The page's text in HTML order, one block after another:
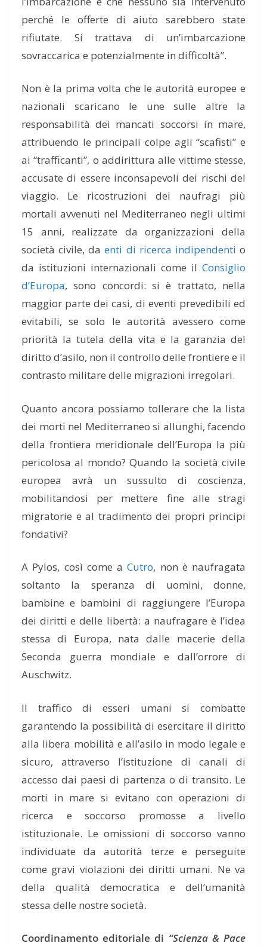
perché le offerte di aiuto sarebbero state
rifiutate. Si trattava di un’imbarcazione
sovraccarica e potenzialmente in difficoltà”.
Non è la prima volta che le autorità europee e
nazionali scaricano le une sulle altre la
responsabilità dei mancati soccorsi in mare,
attribuendo le principali colpe agli “scafisti” e
ai “trafficanti”, o addirittura alle vittime stesse,
accusate di essere inconsapevoli dei rischi del
viaggio. Le ricostruzioni dei naufragi più
mortali avvenuti nel Mediterraneo negli ultimi
15 anni, realizzate da organizzazioni della
società civile, daenti di ricerca indipendenti o
da istituzioni internazionali come il Consiglio
d’Europa, sono concordi: si è trattato, nella
maggior parte dei casi, di eventi prevedibili ed
evitabili, se solo le autorità avessero come
priorità la tutela della vita e la garanzia del
diritto d’asilo, non il controllo delle frontiere e il
contrasto militare delle migrazioni irregolari.
Quanto ancora possiamo tollerare che la lista
dei morti nel Mediterraneo si allunghi, facendo
della frontiera meridionale dell’Europa la più
pericolosa al mondo? Quando la società civile
europea avrà un sussulto di coscienza,
mobilitandosi per mettere fine alle stragi
migratorie e al tradimento dei propri principi
fondativi?
A Pylos, così come aCutro, non è naufragata
soltanto la speranza di uomini, donne,
bambine e bambini di raggiungere l’Europa
dei diritti e delle libertà: a naufragare è l’idea
stessa di Europa, nata dalle macerie della
Seconda guerra mondiale e dall’orrore di
Auschwitz.
Il traffico di esseri umani si combatte
garantendo la possibilità di esercitare il diritto
alla libera mobilità e all’asilo in modo legale e
sicuro, attraverso l’istituzione di canali di
accesso dai paesi di partenza o di transito. Le
morti in mare si evitano con operazioni di
ricerca e soccorso promosse a livello
istituzionale. Le omissioni di soccorso vanno
individuate da autorità terze e perseguite
come gravi violazioni dei diritti umani. Ne va
della qualità democratica e dell’umanità
stessa delle nostre società.
Coordinamento editoriale di “Scienza & Pace